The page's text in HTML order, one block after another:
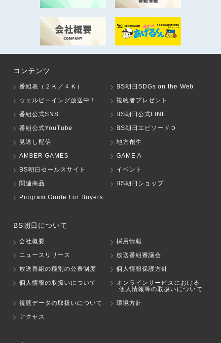
コンテンツ
番組表（２Ｋ／４Ｋ）
BS朝日SDGs on the Web
ウェルビーイング放送中！
視聴者プレゼント
番組公式SNS
BS朝日公式LINE
番組公式YouTube
BS朝日エピソード０
見逃し配信
地方創生
AMBER GAMES
GAME A
BS朝日セールスサイト
イベント
関連商品
BS朝日ショップ
Program Guide For Buyers
BS朝日について
会社概要
採用情報
ニュースリリース
放送番組審議会
放送番組の種別の公表制度
個人情報保護方針
個人情報の取扱いについて
オンラインサービスにおける
個人情報等の取扱いについて
視聴データの取扱いについて
環境方針
アクセス